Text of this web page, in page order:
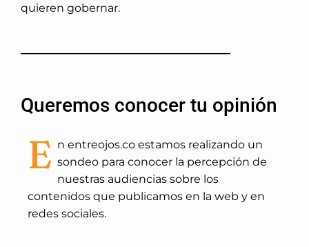
quieren gobernar.
Queremos conocer tu opinión
E n entreojos.co estamos realizando un
sondeo para conocer la percepción de
nuestras audiencias sobre los
contenidos que publicamos en la web y en
redes sociales.